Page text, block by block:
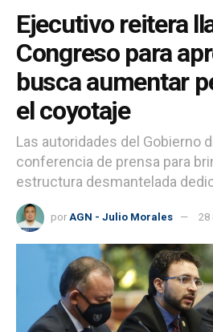
Ejecutivo reitera
Congreso para
busca aumentar
el coyotaje
Las autoridades del Gobierno
conferencia de prensa para
estructura desmantelada
por AGN - Julio Morales 28